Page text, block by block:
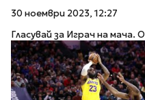
30 ноември 2023, 12:27
Гласувай за Играч на